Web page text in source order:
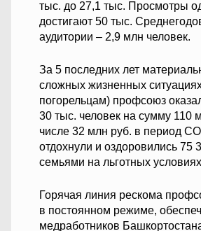
тыс. до 27,1 тыс. Просмотры
достигают 50 тыс.
аудитории – 2,9 млн человек.
За 5 последних лет
сложных жизненных
погорельцам) профсоюз
30 тыс. человек на сумму 110
числе 32 млн руб. в период
отдохнули и оздоровились 75
семьями на льготных
Горячая линия рескома
в постоянном режиме,
медработников